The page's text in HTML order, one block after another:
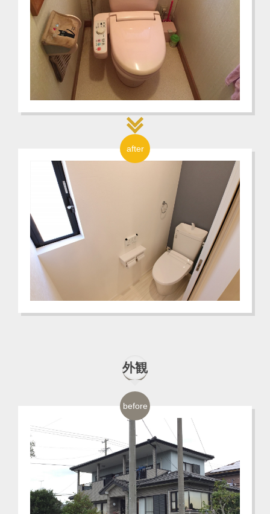
after
外観
before